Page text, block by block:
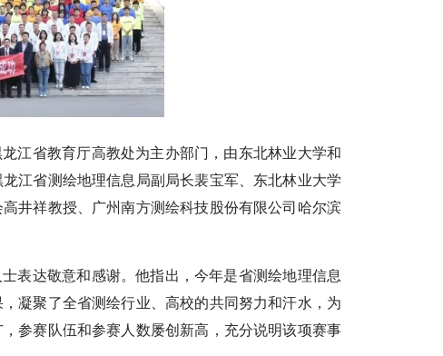
江省教育厅高教处为主办部门，由东北林业大学和
江省测绘地理信息局副局长裴宝军、东北林业大学
井祥教授、广州南方测绘科技股份有限公司哈尔滨
表达敬意和感谢。他指出，今年是省测绘地理信息
凝聚了全省测绘行业、高校的共同努力和汗水，为
参赛队伍和参赛人数屡创新高，充分说明该项赛事